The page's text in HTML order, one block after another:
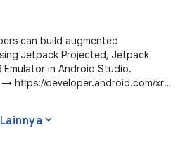
can build augmented
Jetpack Projected, Jetpack
Emulator in Android Studio.
→ https://developer.android.com/xr
Lainnya expand_more